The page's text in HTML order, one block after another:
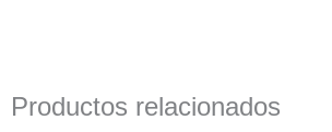
Productos relacionados